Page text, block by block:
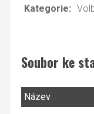
Kategorie:
Soubor ke
Název